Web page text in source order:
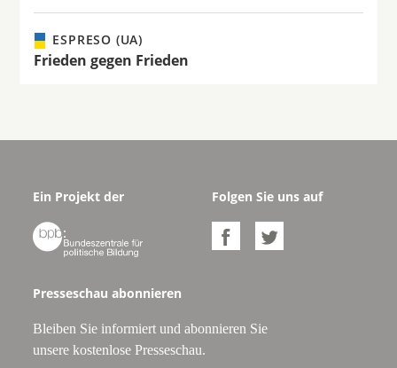
ESPRESO (UA)
Frieden gegen Frieden
Ein Projekt der

Folgen Sie uns auf
 
Presseschau abonnieren
Bleiben Sie informiert und abonnieren Sie
unsere kostenlose Presseschau.